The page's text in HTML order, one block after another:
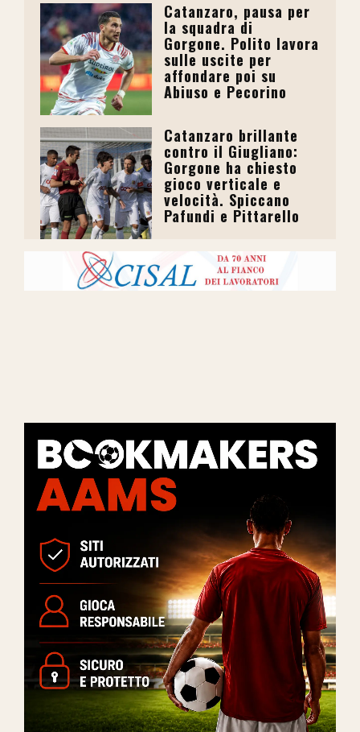
Catanzaro, pausa per
la squadra di
Gorgone. Polito lavora
sulle uscite per
affondare poi su
Abiuso e Pecorino
Catanzaro brillante
contro il Giugliano:
Gorgone ha chiesto
gioco verticale e
velocità. Spiccano
Pafundi e Pittarello